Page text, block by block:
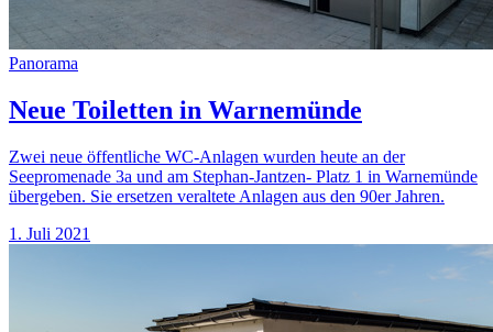
Panorama
Neue Toiletten in Warnemünde
Zwei neue öffentliche WC-Anlagen wurden heute an der
Seepromenade 3a und am Stephan-Jantzen- Platz 1 in Warnemünde
übergeben. Sie ersetzen veraltete Anlagen aus den 90er Jahren.
1. Juli 2021